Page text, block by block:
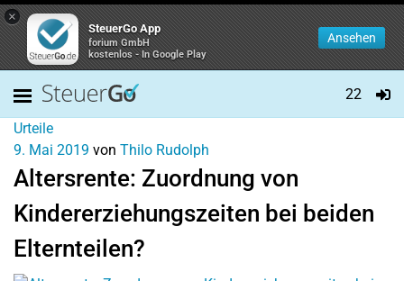
×
SteuerGo App
forium GmbH
kostenlos - In Google Play
Ansehen
22
Urteile
9. Mai 2019 von Thilo Rudolph
Altersrente: Zuordnung von
Kindererziehungszeiten bei beiden
Elternteilen?